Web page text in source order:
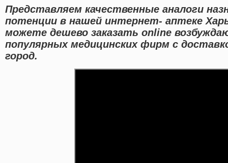
Представляем качественные аналоги
потенции в нашей интернет- аптеке
можете дешево заказать online
популярных медицинских фирм с
город.